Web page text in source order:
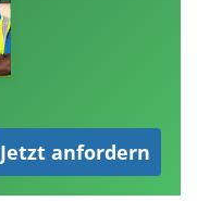
Jetzt anfordern